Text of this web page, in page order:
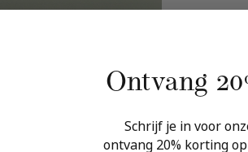
Schrijf je in voor onze